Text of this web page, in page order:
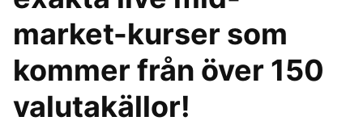
market-kurser som
kommer från över 150
valutakällor!